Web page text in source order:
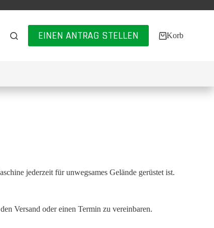
EINEN ANTRAG STELLEN Korb
jederzeit für unwegsames Gelände gerüstet ist.
Versand oder einen Termin zu vereinbaren.